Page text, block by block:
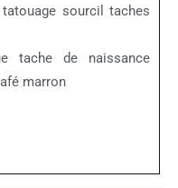
sourcil taches
tache de naissance
marron